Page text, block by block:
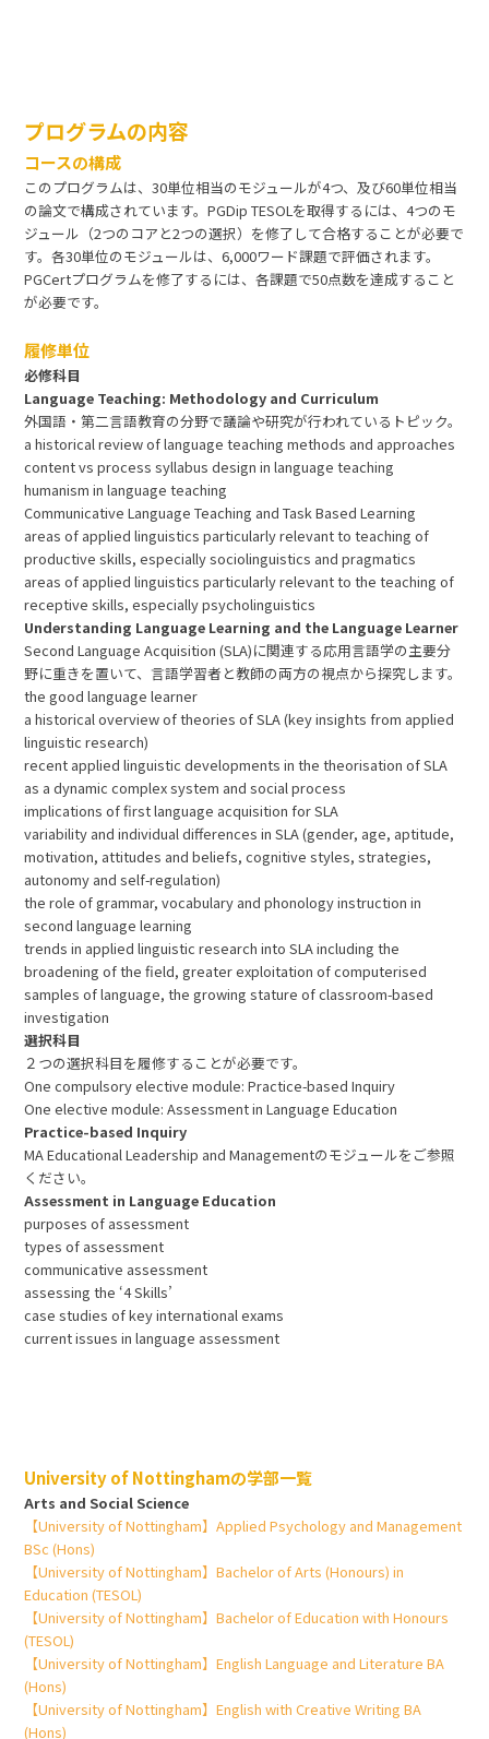
プログラムの内容
コースの構成
このプログラムは、30単位相当のモジュールが4つ、及び60単位相当
の論文で構成されています。PGDip TESOLを取得するには、4つのモ
ジュール（2つのコアと2つの選択）を修了して合格することが必要で
す。各30単位のモジュールは、6,000ワード課題で評価されます。
PGCertプログラムを修了するには、各課題で50点数を達成すること
が必要です。
履修単位
必修科目
Language Teaching: Methodology and Curriculum
外国語・第二言語教育の分野で議論や研究が行われているトピック。
a historical review of language teaching methods and approaches
content vs process syllabus design in language teaching
humanism in language teaching
Communicative Language Teaching and Task Based Learning
areas of applied linguistics particularly relevant to teaching of
productive skills, especially sociolinguistics and pragmatics
areas of applied linguistics particularly relevant to the teaching of
receptive skills, especially psycholinguistics
Understanding Language Learning and the Language Learner
Second Language Acquisition (SLA)に関連する応用言語学の主要分
野に重きを置いて、言語学習者と教師の両方の視点から探究します。
the good language learner
a historical overview of theories of SLA (key insights from applied
linguistic research)
recent applied linguistic developments in the theorisation of SLA
as a dynamic complex system and social process
implications of first language acquisition for SLA
variability and individual differences in SLA (gender, age, aptitude,
motivation, attitudes and beliefs, cognitive styles, strategies,
autonomy and self-regulation)
the role of grammar, vocabulary and phonology instruction in
second language learning
trends in applied linguistic research into SLA including the
broadening of the field, greater exploitation of computerised
samples of language, the growing stature of classroom-based
investigation
選択科目
２つの選択科目を履修することが必要です。
One compulsory elective module: Practice-based Inquiry
One elective module: Assessment in Language Education
Practice-based Inquiry
MA Educational Leadership and Managementのモジュールをご参照
ください。
Assessment in Language Education
purposes of assessment
types of assessment
communicative assessment
assessing the ‘4 Skills’
case studies of key international exams
current issues in language assessment
University of Nottinghamの学部一覧
Arts and Social Science
【University of Nottingham】Applied Psychology and Management
BSc (Hons)
【University of Nottingham】Bachelor of Arts (Honours) in
Education (TESOL)
【University of Nottingham】Bachelor of Education with Honours
(TESOL)
【University of Nottingham】English Language and Literature BA
(Hons)
【University of Nottingham】English with Creative Writing BA
(Hons)